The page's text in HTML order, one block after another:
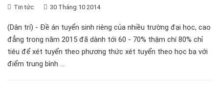
Tin tức 30 Tháng 10 2014
(Dân trí) - Đề án tuyển sinh riêng của nhiều trường đại học, cao
đẳng trong năm 2015 đã dành tới 60 - 70% thậm chí 80% chỉ
tiêu để xét tuyển theo phương thức xét tuyển theo học bạ với
điểm trung bình ...